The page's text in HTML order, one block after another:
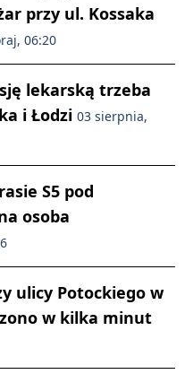
przy ul. Kossaka
06:20
lekarską trzeba
i Łodzi 03 sierpnia,
S5 pod
osoba
ulicy Potockiego w
w kilka minut